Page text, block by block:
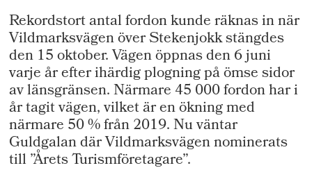
Rekordstort antal fordon kunde räknas in när
Vildmarksvägen över Stekenjokk stängdes
den 15 oktober. Vägen öppnas den 6 juni
varje år efter ihärdig plogning på ömse sidor
av länsgränsen. Närmare 45 000 fordon har i
år tagit vägen, vilket är en ökning med
närmare 50 % från 2019. Nu väntar
Guldgalan där Vildmarksvägen nominerats
till ”Årets Turismföretagare”.